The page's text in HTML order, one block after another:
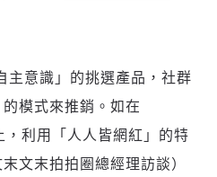
主意識」的挑選產品，社群
模式來推銷。如在
利用「人人皆網紅」的特
文末拍拍圈總經理訪談）